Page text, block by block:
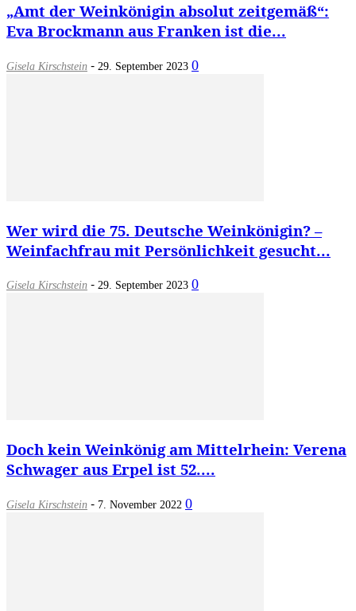
„Amt der Weinkönigin absolut zeitgemäß“:
Eva Brockmann aus Franken ist die...
Gisela Kirschstein - 29. September 2023 0
Wer wird die 75. Deutsche Weinkönigin? –
Weinfachfrau mit Persönlichkeit gesucht...
Gisela Kirschstein - 29. September 2023 0
Doch kein Weinkönig am Mittelrhein: Verena
Schwager aus Erpel ist 52....
Gisela Kirschstein - 7. November 2022 0